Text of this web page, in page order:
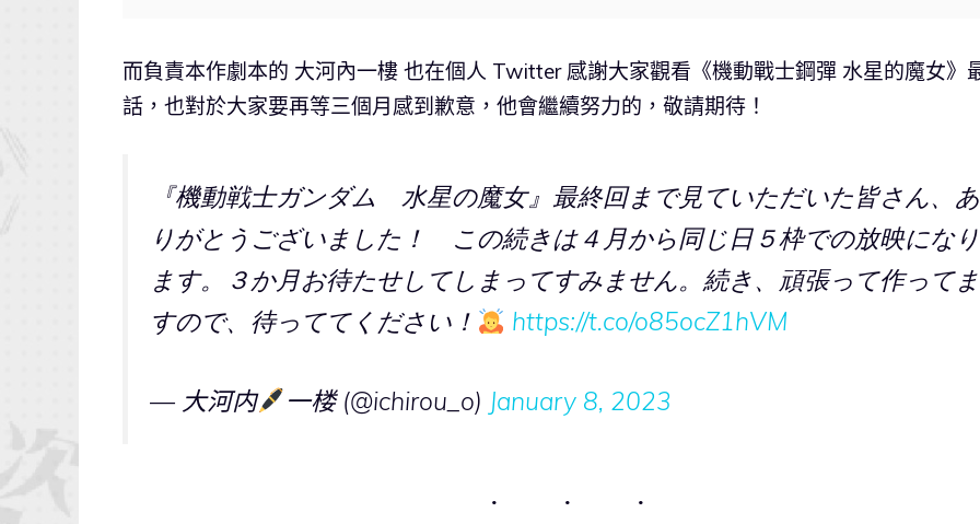
而負責本作劇本的 大河內一樓 也在個人 Twitter 感謝大家觀看《機動戰士鋼彈 水星的魔女》
話，也對於大家要再等三個月感到歉意，他會繼續努力的，敬請期待！
『機動戦士ガンダム 水星の魔女』最終回まで見ていただいた皆さん、あ
りがとうございました！ この続きは４月から同じ日５枠での放映になり
ます。３か月お待たせしてしまってすみません。続き、頑張って作ってま
すので、待っててください！
https://t.co/o85ocZ1hVM
— 大河内 一楼 (@ichirou_o) January 8, 2023